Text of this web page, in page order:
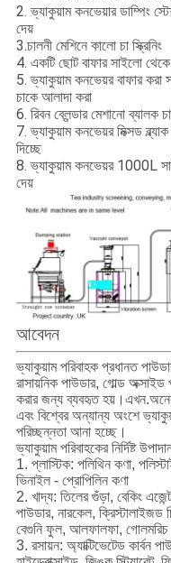
2. ভ্যাকুয়াম কনভেয়ার ডাম্পিং
দেয়
3.চালনী মেশিনে কালো চা স্ক্রিনিং
4. একটি ছোট বাফার সাইলো
5. ভ্যাকুয়াম কনভেয়র বাফার করা
চাকে আলাদা করা
6. রিবন ব্লেন্ডার মেশানো ব্যালক
7. ভ্যাকুয়াম কনভেয়র মিক্সড
দিচ্ছে
8. ভ্যাকুয়াম কনভেয়র 1000L
দেয়
আবেদন
ভ্যাকুয়াম পরিবাহক প্রধানত
রাসায়নিক পাউডার, গোল্ড
করার জন্য ব্যবহৃত হয়।এখন.অনেক
এবং বিশ্বের অন্যান্য অংশে
পরিচ্ছন্নতা আনা হচ্ছে।
ভ্যাকুয়াম পরিবাহকের নির্দিষ্ট
1. প্লাস্টিক: পলিথিন কণা,
ভিনাইল - প্রোপিলিন কণা
2. খাদ্য: তিলের গুঁড়া, বেকিং
পাউডার, নারকেল, ক্রিস্টালাইজড
বেগুনি ফুল, আলফালফা, গোলমরিচ
3. রসায়ন: অ্যাক্টিভেটেড কার্বন